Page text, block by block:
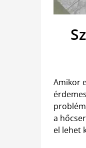
Amikor
a
el lehet